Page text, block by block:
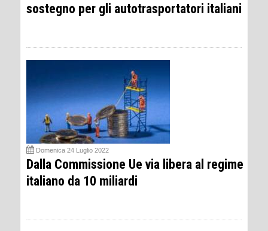
sostegno per gli autotrasportatori italiani
Domenica 24 Luglio 2022
Dalla Commissione Ue via libera al regime
italiano da 10 miliardi